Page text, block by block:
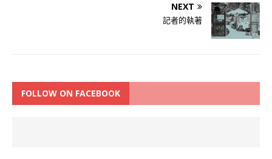
NEXT
記者的執著
FOLLOW ON FACEBOOK